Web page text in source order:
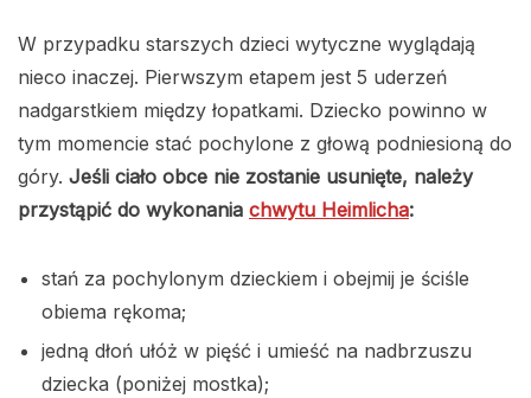
W przypadku starszych dzieci wytyczne wyglądają
nieco inaczej. Pierwszym etapem jest 5 uderzeń
nadgarstkiem między łopatkami. Dziecko powinno w
tym momencie stać pochylone z głową podniesioną do
góry. Jeśli ciało obce nie zostanie usunięte, należy
przystąpić do wykonania chwytu Heimlicha:
stań za pochylonym dzieckiem i obejmij je ściśle
obiema rękoma;
jedną dłoń ułóż w pięść i umieść na nadbrzuszu
dziecka (poniżej mostka);